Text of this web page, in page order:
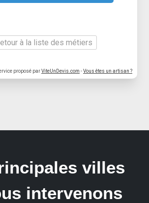
à la liste des métiers
proposé parViteUnDevis.com -Vous êtes un artisan ?
villes
intervenons